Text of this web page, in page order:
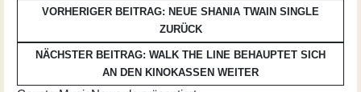
VORHERIGER BEITRAG: NEUE SHANIA TWAIN SINGLE
ZURÜCK
NÄCHSTER BEITRAG: WALK THE LINE BEHAUPTET SICH
AN DEN KINOKASSEN WEITER